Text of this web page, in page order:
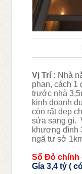
Vị Trí : Nhà
phan, cách 1
trước nhà
kinh doanh
còn rất đẹp
sửa sang gì.
khương đình
ngã tư sở
Sổ Đỏ chính
Gía 3,4 tỷ (